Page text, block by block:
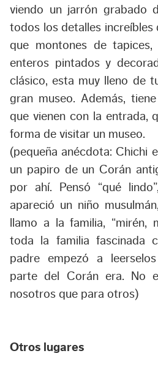
viendo un jarrón grabado
todos los detalles increíbles
que montones de tapices,
enteros pintados y
clásico, esta muy lleno de
gran museo. Además,
que vienen con la entrada,
forma de visitar un museo.
(pequeña anécdota: Chichi
un papiro de un Corán
por ahí. Pensó “qué
apareció un niño
llamo a la familia, “mirén,
toda la familia fascinada
padre empezó a
parte del Corán era. No
nosotros que para otros)
Otros lugares